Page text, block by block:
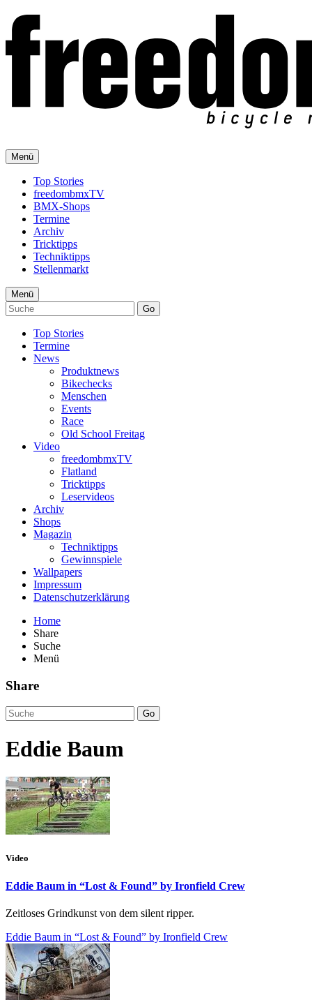
Menü
Top Stories
freedombmxTV
BMX-Shops
Termine
Archiv
Tricktipps
Techniktipps
Stellenmarkt
Menü
Go
Top Stories
Termine
News
Produktnews
Bikechecks
Menschen
Events
Race
Old School Freitag
Video
freedombmxTV
Flatland
Tricktipps
Leservideos
Archiv
Shops
Magazin
Techniktipps
Gewinnspiele
Wallpapers
Impressum
Datenschutzerklärung
Home
Share
Suche
Menü
Share
Go
Eddie Baum
Video
Eddie Baum in “Lost & Found” by Ironfield Crew
Zeitloses Grindkunst von dem silent ripper.
Eddie Baum in “Lost & Found” by Ironfield Crew